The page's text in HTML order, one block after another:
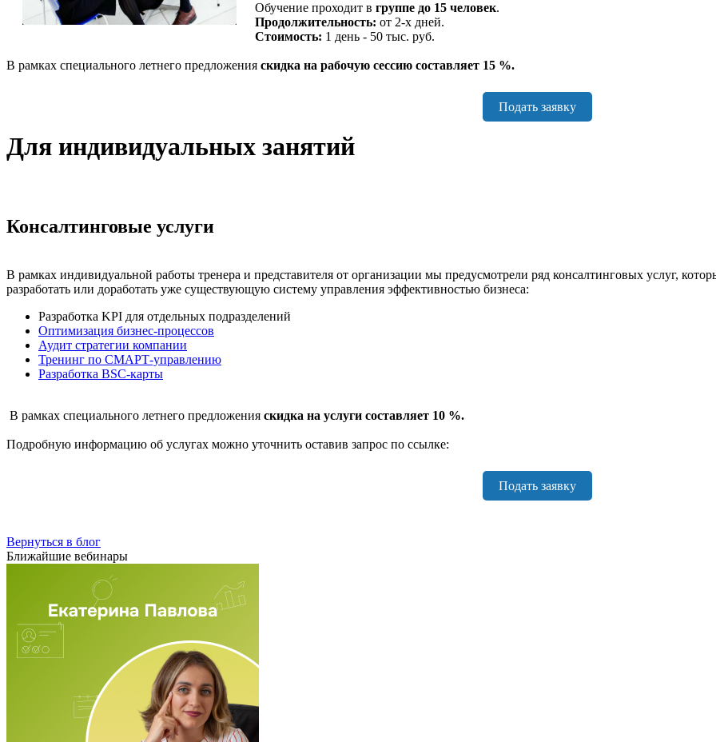
Обучение проходит в группе до 15 человек.
Продолжительность: от 2-х дней.
Стоимость: 1 день - 50 тыс. руб.
В рамках специального летнего предложения скидка на рабочую сессию составляет 15 %.
Подать заявку
Для индивидуальных занятий
Консалтинговые услуги
В рамках индивидуальной работы тренера и представителя от организации мы предусмотрели ряд консалтинговых услуг,
разработать или доработать уже существующую систему управления эффективностью бизнеса:
Разработка KPI для отдельных подразделений
Оптимизация бизнес-процессов
Аудит стратегии компании
Тренинг по СМАРТ-управлению
Разработка BSC-карты
В рамках специального летнего предложения скидка на услуги составляет 10 %.
Подробную информацию об услугах можно уточнить оставив запрос по ссылке:
Подать заявку
Вернуться в блог
Ближайшие вебинары